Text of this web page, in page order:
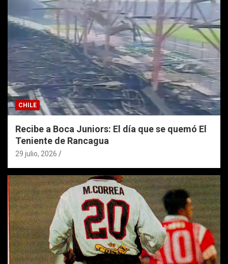
CHILE
Recibe a Boca Juniors: El día que se quemó El
Teniente de Rancagua
29 julio, 2026